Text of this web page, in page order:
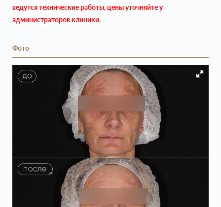
ведутся технические работы, цены уточняйте у
администраторов клиники.
Фото